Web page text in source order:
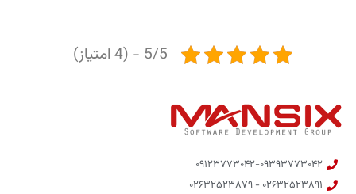
5/5 - (4 امتیاز)
۰۹۱۲۳۷۷۳۰۴۲-۰۹۳۹۳۷۷۳۰۴۲
۰۲۶۳۲۵۲۳۸۹۱ - ۰۲۶۳۲۵۲۳۸۷۹